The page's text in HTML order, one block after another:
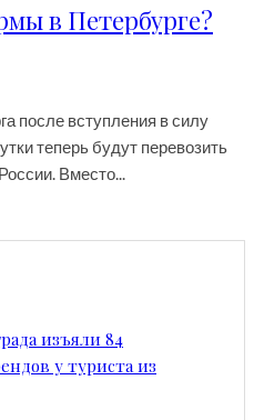
в Петербурге?
после вступления в силу
теперь будут перевозить
Вместо...
изъяли 84
у туриста из